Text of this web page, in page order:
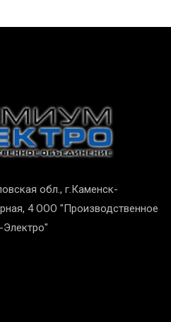
обл., г.Каменск-
4 ООО "Производственное